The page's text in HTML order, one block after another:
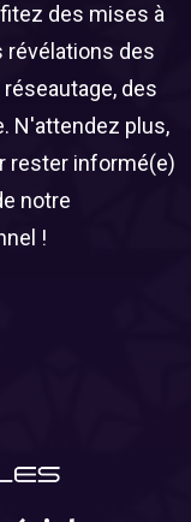
des mises à
révélations des
des
N'attendez plus,
rester informé(e)
notre
!